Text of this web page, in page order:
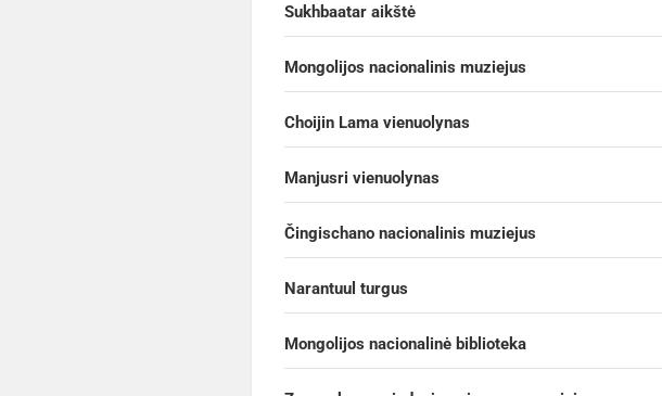
Sukhbaatar aikštė
Mongolijos nacionalinis muziejus
Choijin Lama vienuolynas
Manjusri vienuolynas
Čingischano nacionalinis muziejus
Narantuul turgus
Mongolijos nacionalinė biblioteka